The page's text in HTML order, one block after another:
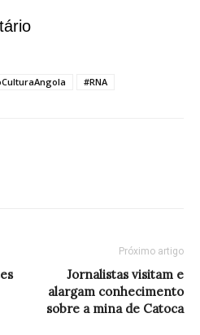
#RNA
Próximo artigo
Jornalistas visitam e
alargam conhecimento
sobre a mina de Catoca